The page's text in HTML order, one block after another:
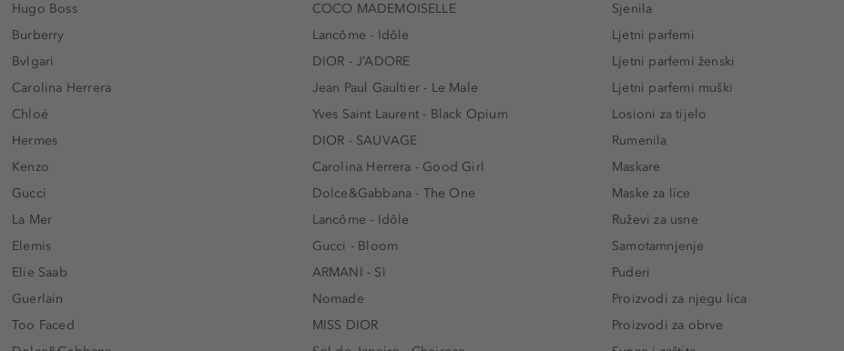
Hugo Boss
Burberry
Bvlgari
Carolina Herrera
Chloé
Hermes
Kenzo
Gucci
La Mer
Elemis
Elie Saab
Guerlain
Too Faced
COCO MADEMOISELLE
Lancôme - Idôle
DIOR - J’ADORE
Jean Paul Gaultier - Le Male
Yves Saint Laurent - Black Opium
DIOR - SAUVAGE
Carolina Herrera - Good Girl
Dolce&Gabbana - The One
Lancôme - Idôle
Gucci - Bloom
ARMANI - Sì
Nomade
MISS DIOR
Sjenila
Ljetni parfemi
Ljetni parfemi ženski
Ljetni parfemi muški
Losioni za tijelo
Rumenila
Maskare
Maske za lice
Ruževi za usne
Samotamnjenje
Puderi
Proizvodi za njegu lica
Proizvodi za obrve